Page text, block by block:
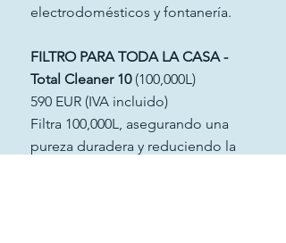
electrodomésticos y fontanería.
FILTRO PARA TODA LA CASA -
Total Cleaner 10(100,000L)
590 EUR (IVA incluido)
Filtra 100,000L, asegurando una
pureza duradera y reduciendo la